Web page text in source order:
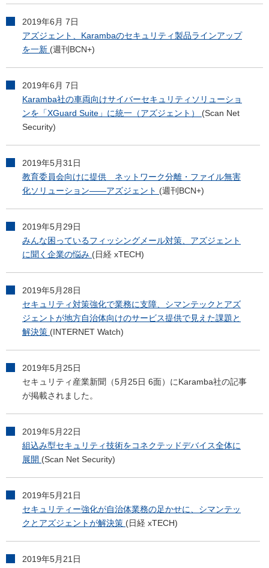
2019年6月 7日
アズジェント、Karambaのセキュリティ製品ラインアップ
を一新 (週刊BCN+)
2019年6月 7日
Karamba社の車両向けサイバーセキュリティソリューショ
ンを「XGuard Suite」に統一（アズジェント） (Scan Net
Security)
2019年5月31日
教育委員会向けに提供 ネットワーク分離・ファイル無害
化ソリューション――アズジェント (週刊BCN+)
2019年5月29日
みんな困っているフィッシングメール対策、アズジェント
に聞く企業の悩み (日経 xTECH)
2019年5月28日
セキュリティ対策強化で業務に支障、シマンテックとアズ
ジェントが地方自治体向けのサービス提供で見えた課題と
解決策 (INTERNET Watch)
2019年5月25日
セキュリティ産業新聞（5月25日 6面）にKaramba社の記事
が掲載されました。
2019年5月22日
組込み型セキュリティ技術をコネクテッドデバイス全体に
展開 (Scan Net Security)
2019年5月21日
セキュリティー強化が自治体業務の足かせに、シマンテッ
クとアズジェントが解決策 (日経 xTECH)
2019年5月21日